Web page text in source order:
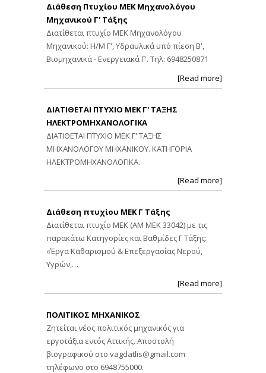
Διάθεση Πτυχίου ΜΕΚ Μηχανολόγου
Μηχανικού Γ' Τάξης
Διατίθεται πτυχίο ΜΕΚ Μηχανολόγου
Μηχανικού: Η/Μ Γ', Υδραυλικά υπό πίεση Β',
Βιομηχανικά - Ενεργειακά Γ'. Τηλ: 6948250871
[Read more]
ΔΙΑΤΙΘΕΤΑΙ ΠΤΥΧΙΟ ΜΕΚ Γ' ΤΑΞΗΣ
ΗΛΕΚΤΡΟΜΗΧΑΝΟΛΟΓΙΚΑ
ΔΙΑΤΙΘΕΤΑΙ ΠΤΥΧΙΟ ΜΕΚ Γ' ΤΑΞΗΣ
ΜΗΧΑΝΟΛΟΓΟΥ ΜΗΧΑΝΙΚΟΥ. ΚΑΤΗΓΟΡΙΑ
ΗΛΕΚΤΡΟΜΗΧΑΝΟΛΟΓΙΚΑ.
[Read more]
Διάθεση πτυχίου ΜΕΚ Γ Τάξης
Διατίθεται πτυχίο ΜΕΚ (ΑΜ ΜΕΚ 33042) με τις
παρακάτω Κατηγορίες και Βαθμίδες Γ Τάξης:
«Έργα Καθαρισμού & Επεξεργασίας Νερού,
Υγρών,…
[Read more]
ΠΟΛΙΤΙΚΟΣ ΜΗΧΑΝΙΚΟΣ
Ζητείται νέος πολιτικός μηχανικός για
εργοτάξια εντός Αττικής. Αποστολή
βιογραφικού στο vagdatlis@gmail.com
τηλέφωνο στο 6948755000.